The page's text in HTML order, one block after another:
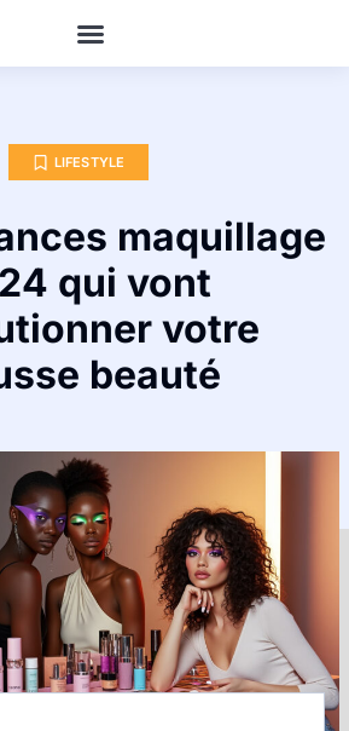
LIFESTYLE
maquillage
qui vont
votre
beauté